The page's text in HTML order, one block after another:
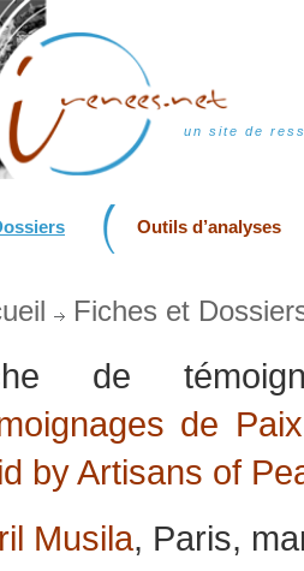
un site de
Outils d’analyses
Fiches et
de
de
by Artisans of
Musila, Paris,